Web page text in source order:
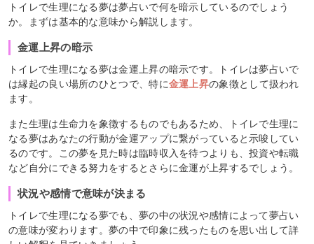
トイレで生理になる夢は夢占いで何を暗示しているのでしょう
か。まずは基本的な意味から解説します。
金運上昇の暗示
トイレで生理になる夢は金運上昇の暗示です。トイレは夢占いで
は縁起の良い場所のひとつで、特に金運上昇の象徴として扱われ
ます。
また生理は生命力を象徴するものでもあるため、トイレで生理に
なる夢はあなたの行動が金運アップに繋がっていると示唆してい
るのです。この夢を見た時は臨時収入を待つよりも、投資や転職
など自分にできる努力をするとさらに金運が上昇するでしょう。
状況や感情で意味が決まる
トイレで生理になる夢でも、夢の中の状況や感情によって夢占い
の意味が変わります。夢の中で印象に残ったものを思い出して詳